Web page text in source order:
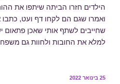
הילדים חזרו הביתה שיתפו את
ואמרו שגם הם לקחו דף ועט, כתבו
שחייבים לשתף אותי שאכן פתאום
למלא את החובות ולחוות גם
פורסם
25 בינואר 2022